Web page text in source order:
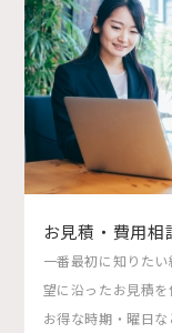
お見積・費用相
一番最初に知りた
望に沿ったお見積
お得な時期・曜日な